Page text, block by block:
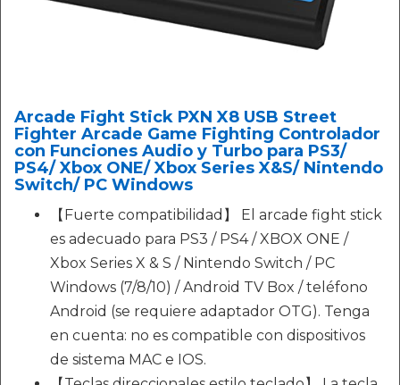
Arcade Fight Stick PXN X8 USB Street
Fighter Arcade Game Fighting Controlador
con Funciones Audio y Turbo para PS3/
PS4/ Xbox ONE/ Xbox Series X&S/ Nintendo
Switch/ PC Windows
【Fuerte compatibilidad】 El arcade fight stick
es adecuado para PS3 / PS4 / XBOX ONE /
Xbox Series X & S / Nintendo Switch / PC
Windows (7/8/10) / Android TV Box / teléfono
Android (se requiere adaptador OTG). Tenga
en cuenta: no es compatible con dispositivos
de sistema MAC e IOS.